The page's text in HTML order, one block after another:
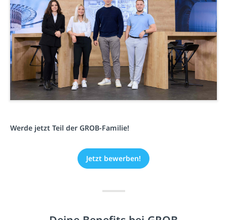
Werde jetzt Teil der GROB-Familie!
Jetzt bewerben!